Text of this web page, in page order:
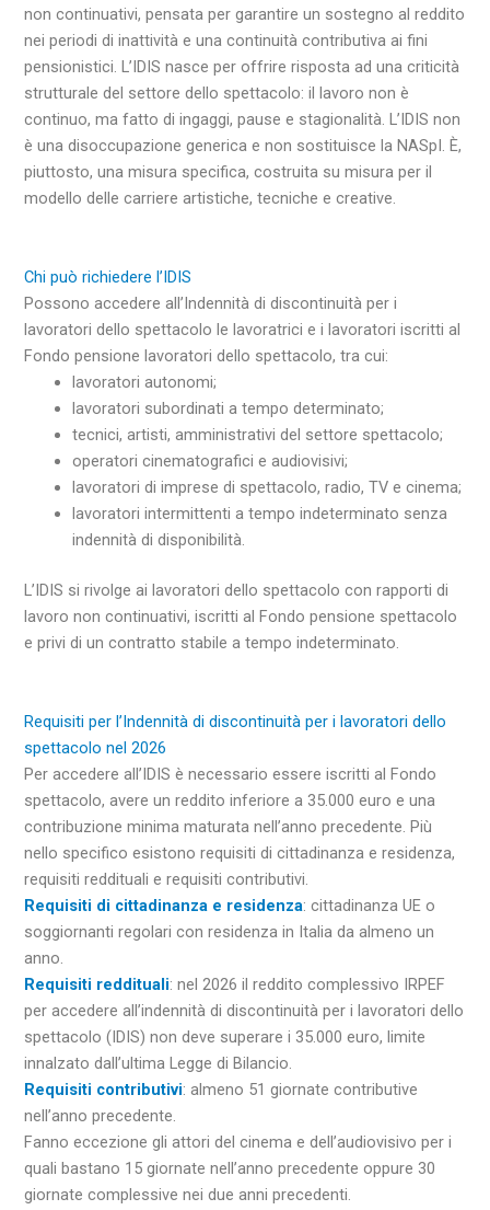
non continuativi, pensata per garantire un sostegno al reddito
nei periodi di inattività e una continuità contributiva ai fini
pensionistici. L’IDIS nasce per offrire risposta ad una criticità
strutturale del settore dello spettacolo: il lavoro non è
continuo, ma fatto di ingaggi, pause e stagionalità. L’IDIS non
è una disoccupazione generica e non sostituisce la NASpI. È,
piuttosto, una misura specifica, costruita su misura per il
modello delle carriere artistiche, tecniche e creative.
Chi può richiedere l’IDIS
Possono accedere all’Indennità di discontinuità per i
lavoratori dello spettacolo le lavoratrici e i lavoratori iscritti al
Fondo pensione lavoratori dello spettacolo, tra cui:
lavoratori autonomi;
lavoratori subordinati a tempo determinato;
tecnici, artisti, amministrativi del settore spettacolo;
operatori cinematografici e audiovisivi;
lavoratori di imprese di spettacolo, radio, TV e cinema;
lavoratori intermittenti a tempo indeterminato senza
indennità di disponibilità.
L’IDIS si rivolge ai lavoratori dello spettacolo con rapporti di
lavoro non continuativi, iscritti al Fondo pensione spettacolo
e privi di un contratto stabile a tempo indeterminato.
Requisiti per l’Indennità di discontinuità per i lavoratori dello
spettacolo nel 2026
Per accedere all’IDIS è necessario essere iscritti al Fondo
spettacolo, avere un reddito inferiore a 35.000 euro e una
contribuzione minima maturata nell’anno precedente. Più
nello specifico esistono requisiti di cittadinanza e residenza,
requisiti reddituali e requisiti contributivi.
Requisiti di cittadinanza e residenza: cittadinanza UE o
soggiornanti regolari con residenza in Italia da almeno un
anno.
Requisiti reddituali: nel 2026 il reddito complessivo IRPEF
per accedere all’indennità di discontinuità per i lavoratori dello
spettacolo (IDIS) non deve superare i 35.000 euro, limite
innalzato dall’ultima Legge di Bilancio.
Requisiti contributivi: almeno 51 giornate contributive
nell’anno precedente.
Fanno eccezione gli attori del cinema e dell’audiovisivo per i
quali bastano 15 giornate nell’anno precedente oppure 30
giornate complessive nei due anni precedenti.